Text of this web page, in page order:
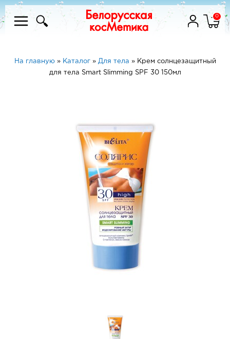
0
На главную» Каталог» Для тела » Крем солнцезащитный
для тела Smart Slimming SPF 30 150мл